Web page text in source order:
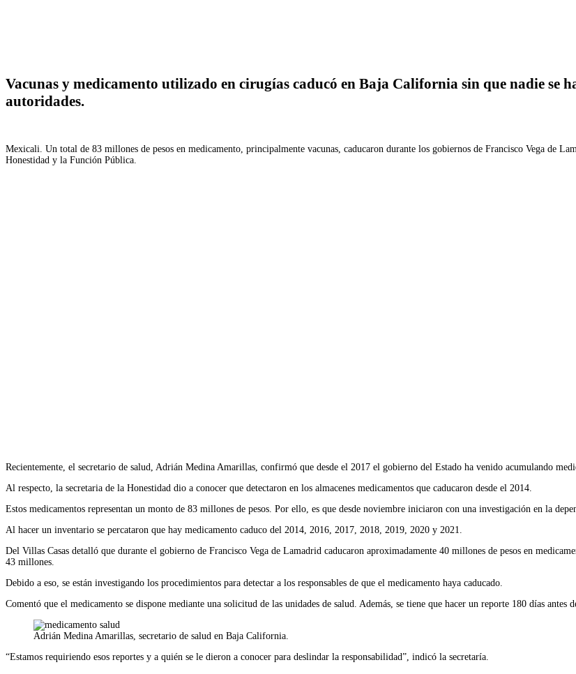
Vacunas y medicamento utilizado en cirugías caducó en Baja California sin que nadie se
autoridades.
Mexicali. Un total de 83 millones de pesos en medicamento, principalmente vacunas, caducaron durante los gobiernos de Francisco Vega de
Honestidad y la Función Pública.
Recientemente, el secretario de salud, Adrián Medina Amarillas, confirmó que desde el 2017 el gobierno del Estado ha venido acumulando
Al respecto, la secretaria de la Honestidad dio a conocer que detectaron en los almacenes medicamentos que caducaron desde el 2014.
Estos medicamentos representan un monto de 83 millones de pesos. Por ello, es que desde noviembre iniciaron con una investigación en la
Al hacer un inventario se percataron que hay medicamento caduco del 2014, 2016, 2017, 2018, 2019, 2020 y 2021.
Del Villas Casas detalló que durante el gobierno de Francisco Vega de Lamadrid caducaron aproximadamente 40 millones de pesos en
43 millones.
Debido a eso, se están investigando los procedimientos para detectar a los responsables de que el medicamento haya caducado.
Comentó que el medicamento se dispone mediante una solicitud de las unidades de salud. Además, se tiene que hacer un reporte 180 días
Adrián Medina Amarillas, secretario de salud en Baja California.
“Estamos requiriendo esos reportes y a quién se le dieron a conocer para deslindar la responsabilidad”, indicó la secretaría.